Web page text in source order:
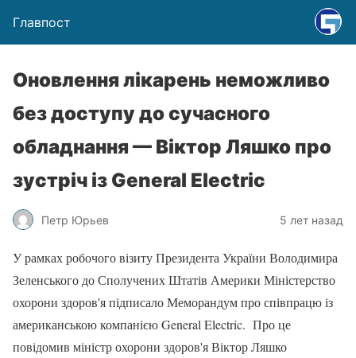
Главпост
Оновлення лікарень неможливо
без доступу до сучасного
обладнання — Віктор Ляшко про
зустріч із General Electric
Петр Юрьев 5 лет назад
У рамках робочого візиту Президента України Володимира
Зеленського до Сполучених Штатів Америки Міністерство
охорони здоров'я підписало Меморандум про співпрацю із
американською компанією General Electric. Про це
повідомив міністр охорони здоров'я Віктор Ляшко